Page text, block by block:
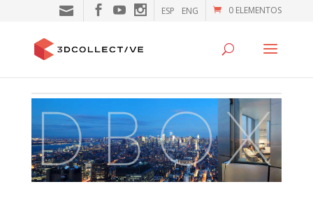
0 ELEMENTOS
ESP ENG